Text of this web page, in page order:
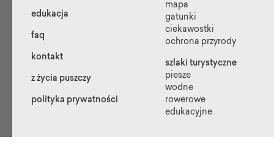
edukacja
faq
kontakt
z życia puszczy
polityka prywatności
mapa
gatunki
ciekawostki
ochrona przyrody
szlaki turystyczne
piesze
wodne
rowerowe
edukacyjne